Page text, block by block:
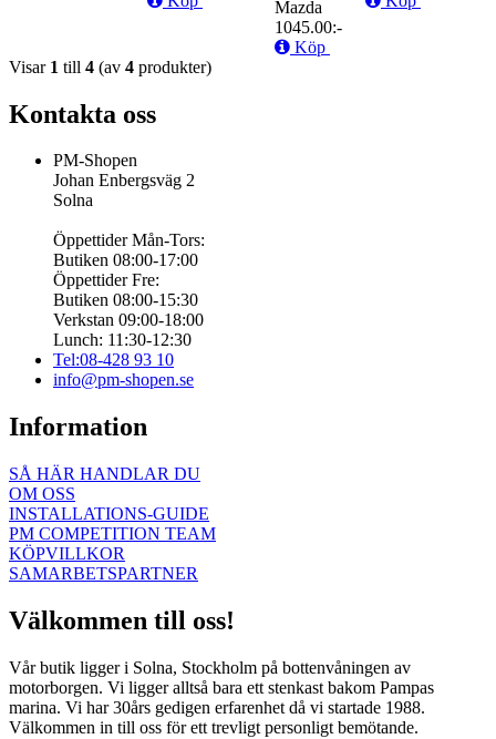
Mazda
1045.00:-
Köp
Visar 1 till 4 (av 4 produkter)
Kontakta oss
PM-Shopen
Johan Enbergsväg 2
Solna
Öppettider Mån-Tors:
Butiken 08:00-17:00
Öppettider Fre:
Butiken 08:00-15:30
Verkstan 09:00-18:00
Lunch: 11:30-12:30
Tel:08-428 93 10
info@pm-shopen.se
Information
SÅ HÄR HANDLAR DU
OM OSS
INSTALLATIONS-GUIDE
PM COMPETITION TEAM
KÖPVILLKOR
SAMARBETSPARTNER
Välkommen till oss!
Vår butik ligger i Solna, Stockholm på bottenvåningen av
motorborgen. Vi ligger alltså bara ett stenkast bakom Pampas
marina. Vi har 30års gedigen erfarenhet då vi startade 1988.
Välkommen in till oss för ett trevligt personligt bemötande.